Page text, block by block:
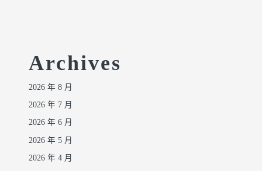
Archives
2026 年 8 月
2026 年 7 月
2026 年 6 月
2026 年 5 月
2026 年 4 月